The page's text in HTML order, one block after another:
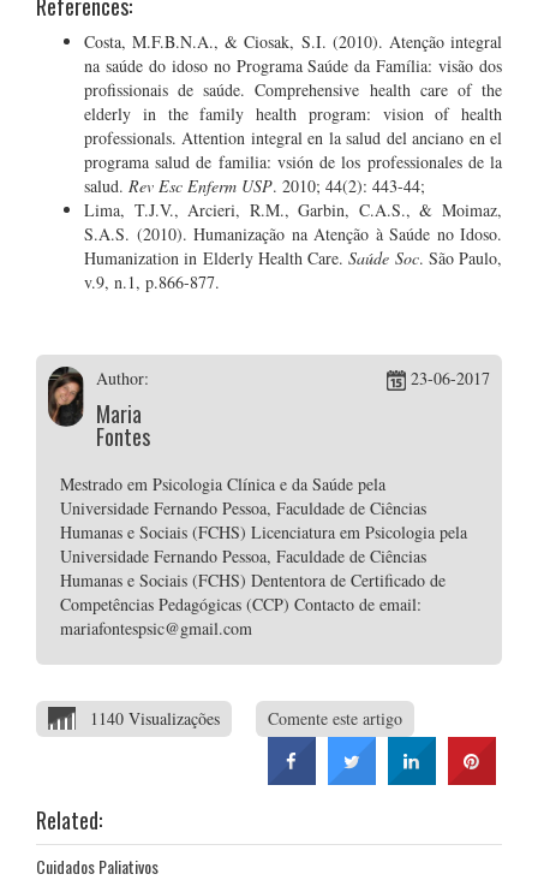
Costa, M.F.B.N.A., & Ciosak, S.I. (2010). Atenção integral
na saúde do idoso no Programa Saúde da Família: visão dos
profissionais de saúde. Comprehensive health care of the
elderly in the family health program: vision of health
professionals. Attention integral en la salud del anciano en el
programa salud de familia: vsión de los professionales de la
salud. Rev Esc Enferm USP. 2010; 44(2): 443-44;
Lima, T.J.V., Arcieri, R.M., Garbin, C.A.S., & Moimaz,
S.A.S. (2010). Humanização na Atenção à Saúde no Idoso.
Humanization in Elderly Health Care.Saúde Soc. São Paulo,
v.9, n.1, p.866-877.
Author:
Maria
Fontes
23-06-2017
Mestrado em Psicologia Clínica e da Saúde pela
Universidade Fernando Pessoa, Faculdade de Ciências
Humanas e Sociais (FCHS) Licenciatura em Psicologia pela
Universidade Fernando Pessoa, Faculdade de Ciências
Humanas e Sociais (FCHS) Dententora de Certificado de
Competências Pedagógicas (CCP) Contacto de email:
mariafontespsic@gmail.com
1140 Visualizações Comente este artigo
Related:
Cuidados Paliativos